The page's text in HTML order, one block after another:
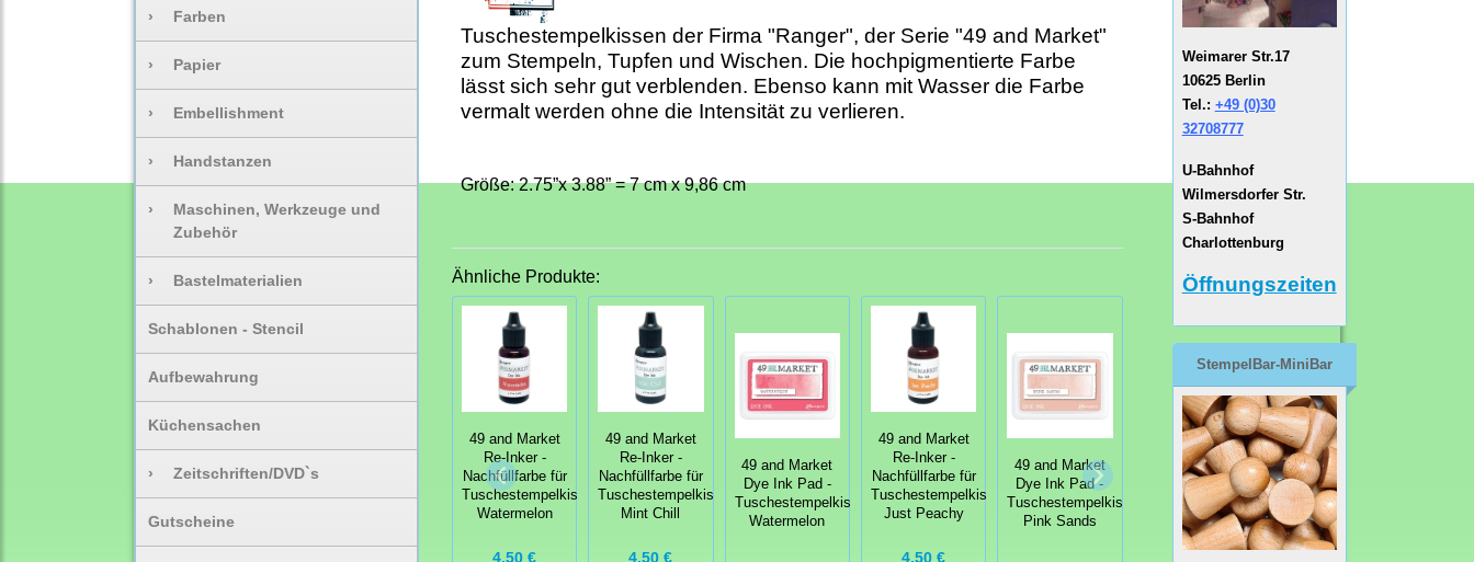
› Farben
› Papier
› Embellishment
› Handstanzen
›
Maschinen, Werkzeuge und
Zubehör
› Bastelmaterialien
Schablonen - Stencil
Aufbewahrung
Küchensachen
› Zeitschriften/DVD`s
Gutscheine
Tuschestempelkissen der Firma "Ranger", der Serie "49 and Market"
zum Stempeln, Tupfen und Wischen. Die hochpigmentierte Farbe
lässt sich sehr gut verblenden. Ebenso kann mit Wasser die Farbe
vermalt werden ohne die Intensität zu verlieren.
Größe: 2.75”x 3.88” = 7 cm x 9,86 cm
Ähnliche Produkte:
49 and Market
Re-Inker -
Nachfüllfarbe für
Tuschestempelkissen
Watermelon
4,50 €
49 and Market
Re-Inker -
Nachfüllfarbe für
Tuschestempelkissen
Mint Chill
4,50 €
49 and Market
Dye Ink Pad -
Tuschestempelkissen
Watermelon
49 and Market
Re-Inker -
Nachfüllfarbe für
Tuschestempelkissen
Just Peachy
4,50 €
49 and Market
Dye Ink Pad -
Tuschestempelkissen
Pink Sands
49 and Market
Dye Ink Pad -
Tuschestempelkissen
Rainforest
49 and Market
Dye Ink Pad -
Tuschestempelkissen
Arctic Blitz
Weimarer Str.17
10625 Berlin
Tel.: +49 (0)30
32708777
U-Bahnhof
Wilmersdorfer Str.
S-Bahnhof
Charlottenburg
Öffnungszeiten
StempelBar-MiniBar